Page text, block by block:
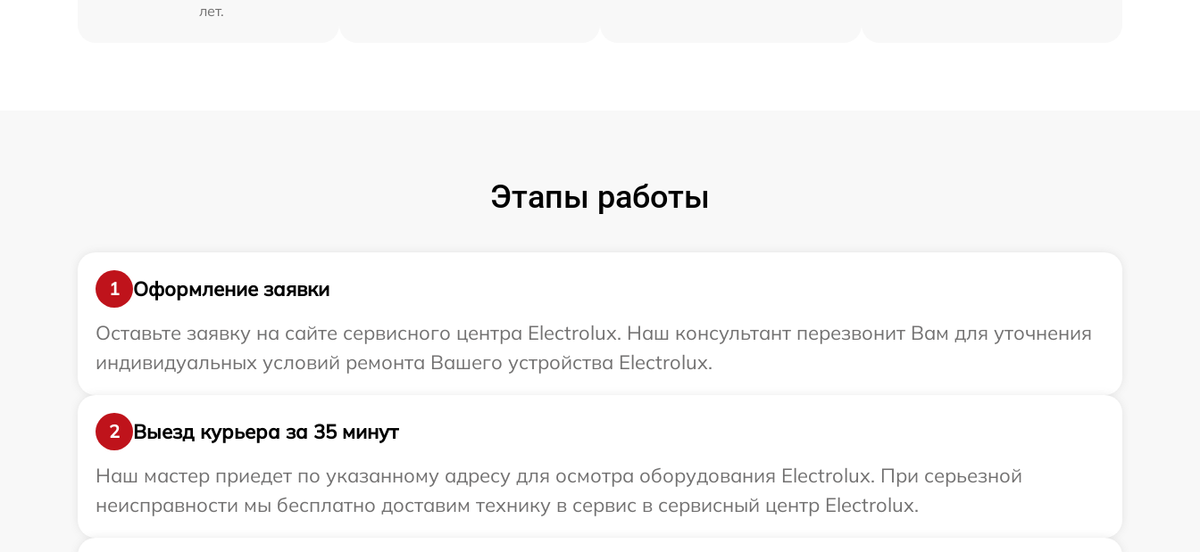
лет.
Этапы работы
1
Оформление заявки
Оставьте заявку на сайте сервисного центра Electrolux. Наш консультант перезвонит Вам для уточнения
индивидуальных условий ремонта Вашего устройства Electrolux.
2
Выезд курьера за 35 минут
Наш мастер приедет по указанному адресу для осмотра оборудования Electrolux. При серьезной
неисправности мы бесплатно доставим технику в сервис в сервисный центр Electrolux.